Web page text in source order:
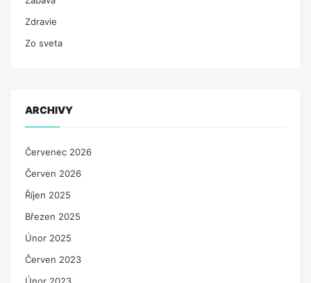
Zdravie
Zo sveta
ARCHIVY
Červenec 2026
Červen 2026
Říjen 2025
Březen 2025
Únor 2025
Červen 2023